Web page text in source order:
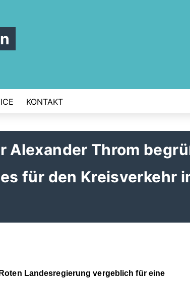
KONTAKT
Alexander Throm
für den Kreisverkehr
Landesregierung vergeblich für eine